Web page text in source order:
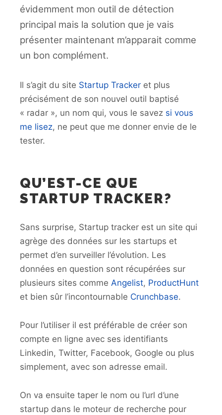
évidemment mon outil de détection
principal mais la solution que je vais
présenter maintenant m’apparait comme
un bon complément.
Il s’agit du site Startup Tracker et plus
précisément de son nouvel outil baptisé
« radar », un nom qui, vous le savez si vous
me lisez, ne peut que me donner envie de le
tester.
QU’EST-CE QUE
STARTUP TRACKER?
Sans surprise, Startup tracker est un site qui
agrège des données sur les startups et
permet d’en surveiller l’évolution. Les
données en question sont récupérées sur
plusieurs sites comme Angelist, ProductHunt
et bien sûr l’incontournable Crunchbase.
Pour l’utiliser il est préférable de créer son
compte en ligne avec ses identifiants
Linkedin, Twitter, Facebook, Google ou plus
simplement, avec son adresse email.
On va ensuite taper le nom ou l’url d’une
startup dans le moteur de recherche pour